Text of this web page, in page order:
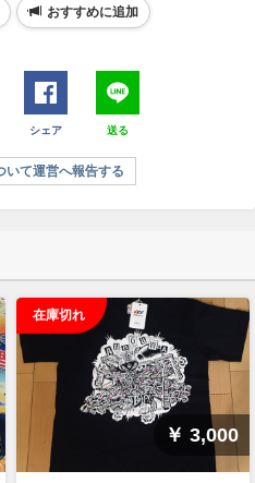
おすすめに追加
シェア 送る
て運営へ報告する
￥ 3,000
在庫切れ